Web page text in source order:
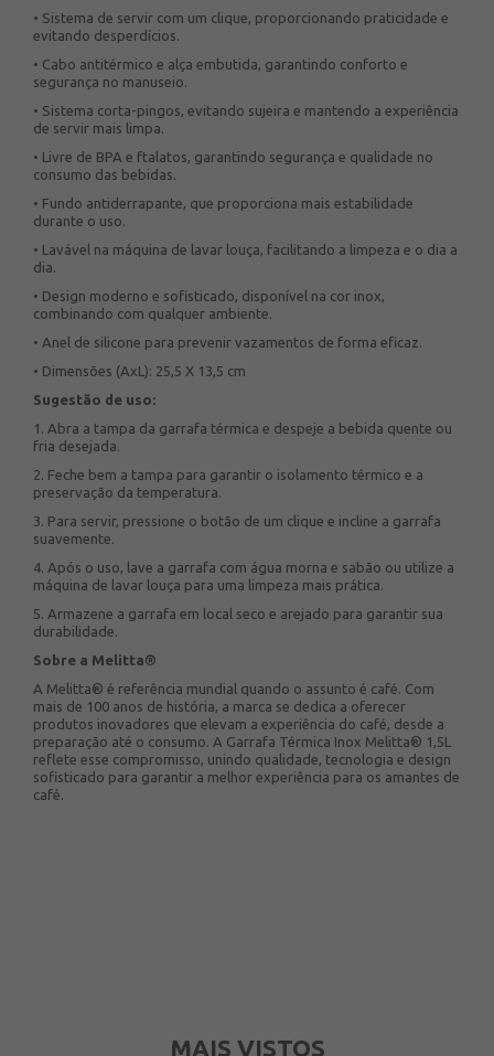
• Sistema de servir com um clique, proporcionando praticidade e
evitando desperdícios.
• Cabo antitérmico e alça embutida, garantindo conforto e
segurança no manuseio.
• Sistema corta-pingos, evitando sujeira e mantendo a experiência
de servir mais limpa.
• Livre de BPA e ftalatos, garantindo segurança e qualidade no
consumo das bebidas.
• Fundo antiderrapante, que proporciona mais estabilidade
durante o uso.
• Lavável na máquina de lavar louça, facilitando a limpeza e o dia a
dia.
• Design moderno e sofisticado, disponível na cor inox,
combinando com qualquer ambiente.
• Anel de silicone para prevenir vazamentos de forma eficaz.
• Dimensões (AxL): 25,5 X 13,5 cm
Sugestão de uso:
1. Abra a tampa da garrafa térmica e despeje a bebida quente ou
fria desejada.
2. Feche bem a tampa para garantir o isolamento térmico e a
preservação da temperatura.
3. Para servir, pressione o botão de um clique e incline a garrafa
suavemente.
4. Após o uso, lave a garrafa com água morna e sabão ou utilize a
máquina de lavar louça para uma limpeza mais prática.
5. Armazene a garrafa em local seco e arejado para garantir sua
durabilidade.
Sobre a Melitta®
A Melitta® é referência mundial quando o assunto é café. Com
mais de 100 anos de história, a marca se dedica a oferecer
produtos inovadores que elevam a experiência do café, desde a
preparação até o consumo. A Garrafa Térmica Inox Melitta® 1,5L
reflete esse compromisso, unindo qualidade, tecnologia e design
sofisticado para garantir a melhor experiência para os amantes de
café.
MAIS VISTOS